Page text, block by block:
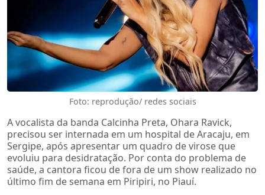
Foto: reprodução/ redes sociais
A vocalista da banda Calcinha Preta, Ohara Ravick,
precisou ser internada em um hospital de Aracaju, em
Sergipe, após apresentar um quadro de virose que
evoluiu para desidratação. Por conta do problema de
saúde, a cantora ficou de fora de um show realizado no
último fim de semana em Piripiri, no Piauí.